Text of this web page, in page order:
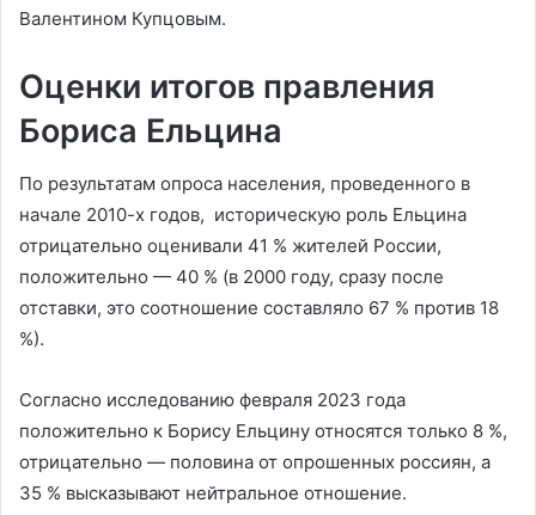
Валентином Купцовым.
Оценки итогов правления
Бориса Ельцина
По результатам опроса населения, проведенного в
начале 2010-х годов, историческую роль Ельцина
отрицательно оценивали 41 % жителей России,
положительно — 40 % (в 2000 году, сразу после
отставки, это соотношение составляло 67 % против 18
%).
Согласно исследованию февраля 2023 года
положительно к Борису Ельцину относятся только 8 %,
отрицательно — половина от опрошенных россиян, а
35 % высказывают нейтральное отношение.